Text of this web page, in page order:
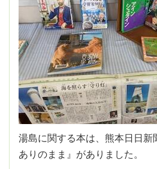
湯島に関する本は、熊本日日新
ありのまま』がありました。